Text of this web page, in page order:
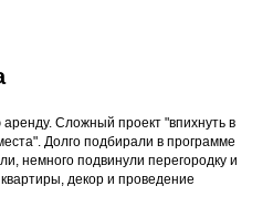
Сложный проект "впихнуть в
Долго подбирали в программе
немного подвинули перегородку и
декор и проведение